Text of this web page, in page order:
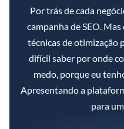
Por trás de cada
campanha de SEO.
técnicas de otimização
difícil saber por onde
medo, porque eu
Apresentando a
para